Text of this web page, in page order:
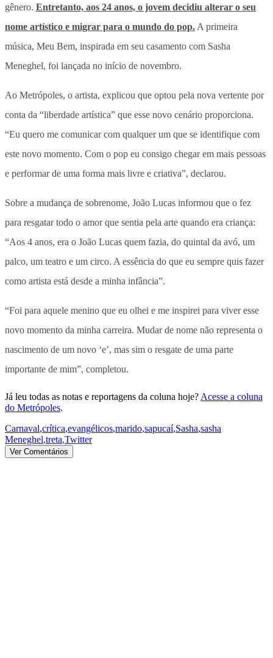
gênero. Entretanto, aos 24 anos, o jovem decidiu alterar o seu
nome artístico e migrar para o mundo do pop. A primeira
música, Meu Bem, inspirada em seu casamento com Sasha
Meneghel, foi lançada no início de novembro.
Ao Metrópoles, o artista, explicou que optou pela nova vertente por
conta da “liberdade artística” que esse novo cenário proporciona.
“Eu quero me comunicar com qualquer um que se identifique com
este novo momento. Com o pop eu consigo chegar em mais pessoas
e performar de uma forma mais livre e criativa”, declarou.
Sobre a mudança de sobrenome, João Lucas informou que o fez
para resgatar todo o amor que sentia pela arte quando era criança:
“Aos 4 anos, era o João Lucas quem fazia, do quintal da avó, um
palco, um teatro e um circo. A essência do que eu sempre quis fazer
como artista está desde a minha infância”.
“Foi para aquele menino que eu olhei e me inspirei para viver esse
novo momento da minha carreira. Mudar de nome não representa o
nascimento de um novo ‘e’, mas sim o resgate de uma parte
importante de mim”, completou.
Já leu todas as notas e reportagens da coluna hoje? Acesse a coluna
do Metrópoles.
Carnaval,crítica,evangélicos,marido,sapucaí,Sasha,sasha
Meneghel,treta,Twitter
Ver Comentários